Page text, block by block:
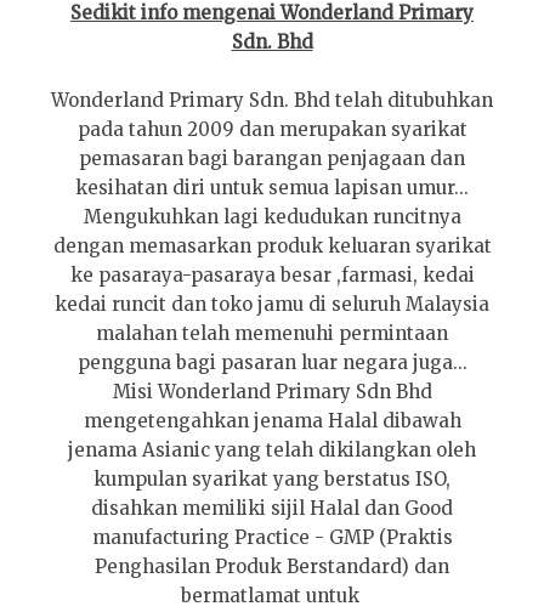
Sedikit info mengenai Wonderland Primary
Sdn. Bhd
Wonderland Primary Sdn. Bhd telah ditubuhkan
pada tahun 2009 dan merupakan syarikat
pemasaran bagi barangan penjagaan dan
kesihatan diri untuk semua lapisan umur...
Mengukuhkan lagi kedudukan runcitnya
dengan memasarkan produk keluaran syarikat
ke pasaraya-pasaraya besar ,farmasi, kedai
kedai runcit dan toko jamu di seluruh Malaysia
malahan telah memenuhi permintaan
pengguna bagi pasaran luar negara juga...
Misi Wonderland Primary Sdn Bhd
mengetengahkan jenama Halal dibawah
jenama Asianic yang telah dikilangkan oleh
kumpulan syarikat yang berstatus ISO,
disahkan memiliki sijil Halal dan Good
manufacturing Practice - GMP (Praktis
Penghasilan Produk Berstandard) dan
bermatlamat untuk